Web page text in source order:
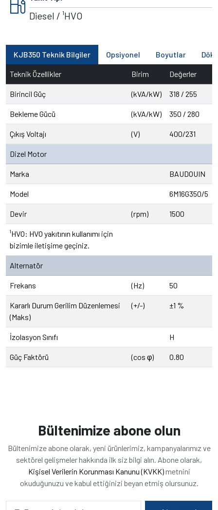
Diesel / ¹HVO
KJB350 Teknik Bilgiler Opsiyonel Boyutlar
Teknik Özellikler Birim Değerler
Birincil Güç (kVA/kW) 318 / 255
Bekleme Gücü (kVA/kW) 350 / 280
Çıkış Voltajı (V) 400/231
Dizel Motor
Marka BAUDOUIN
Model 6M16G350/5
Devir (rpm) 1500
¹HVO: HVO yakıtının kullanımı için
bizimle iletişime geçiniz.
Alternatör
Frekans (Hz) 50
Kararlı Durum Gerilim Düzenlemesi
(Maks)
(+/-) ±1 %
İzolasyon Sınıfı H
Güç Faktörü (cos φ) 0.80
Bültenimize abone olun
Bültenimize abone olarak, yeni ürünlerimiz, kampanyalarımız ve
sektörel gelişmeler hakkında ilk siz bilgi alın. Abone olarak,
Kişisel Verilerin Korunması Kanunu (KVKK)metnini
okuduğunuzu ve kabul ettiğinizi beyan etmiş olursunuz.